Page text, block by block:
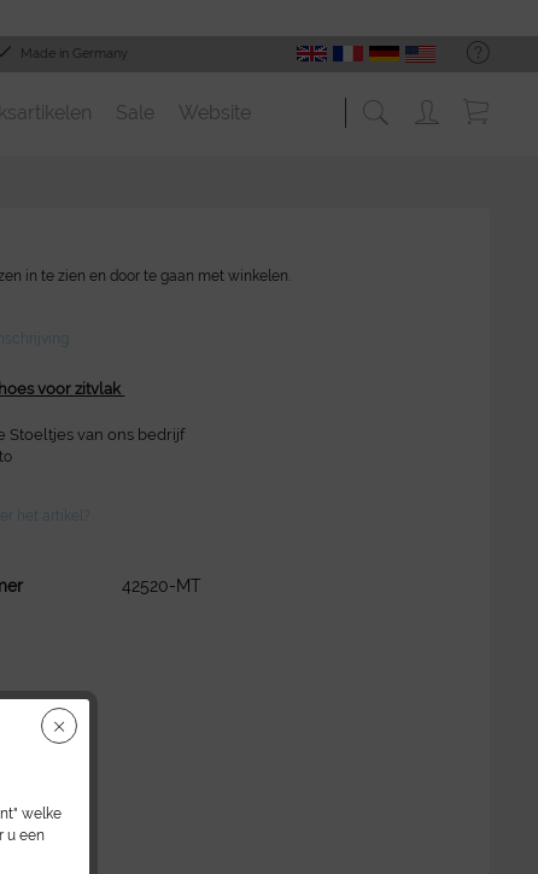
Made in Germany
Sale Website
in te zien en door te gaan met winkelen.
voor zitvlak
Stoeltjes van ons bedrijf
het artikel?
42520-MT
welke
u een